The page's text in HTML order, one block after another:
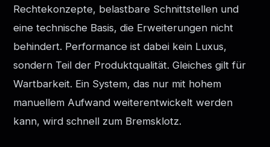
Rechtekonzepte, belastbare Schnittstellen und
eine technische Basis, die Erweiterungen nicht
behindert. Performance ist dabei kein Luxus,
sondern Teil der Produktqualität. Gleiches gilt für
Wartbarkeit. Ein System, das nur mit hohem
manuellem Aufwand weiterentwickelt werden
kann, wird schnell zum Bremsklotz.